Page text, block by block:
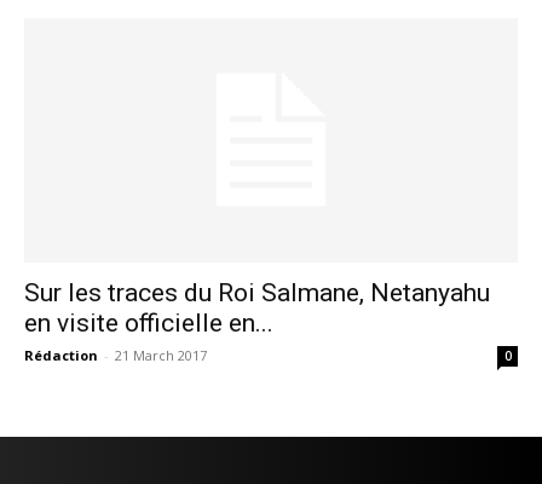
S'ABONNER MAINTENANT
Sur les traces du Roi Salmane, Netanyahu
en visite officielle en...
Rédaction - 21 March 2017 0